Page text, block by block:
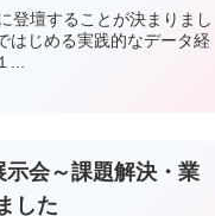
登壇することが決まりまし
じめる実践的なデータ経
...
会～課題解決・業
した